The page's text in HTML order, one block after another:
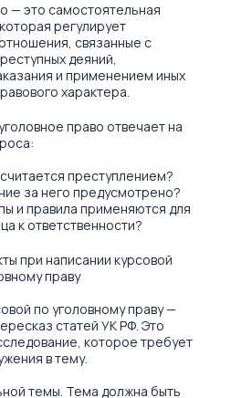
— это самостоятельная
регулирует
связанные с
деяний,
и применением иных
характера.
при написании курсовой
праву
по уголовному праву —
статей УК РФ. Это
которое требует
в тему.
темы. Тема должна быть
право отвечает на
преступлением?
за него предусмотрено?
и правила применяются для
к ответственности?